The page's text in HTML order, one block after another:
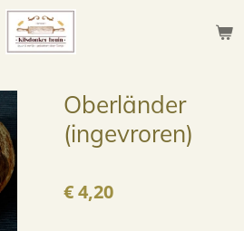
Oberländer
(ingevroren)
€ 4,20